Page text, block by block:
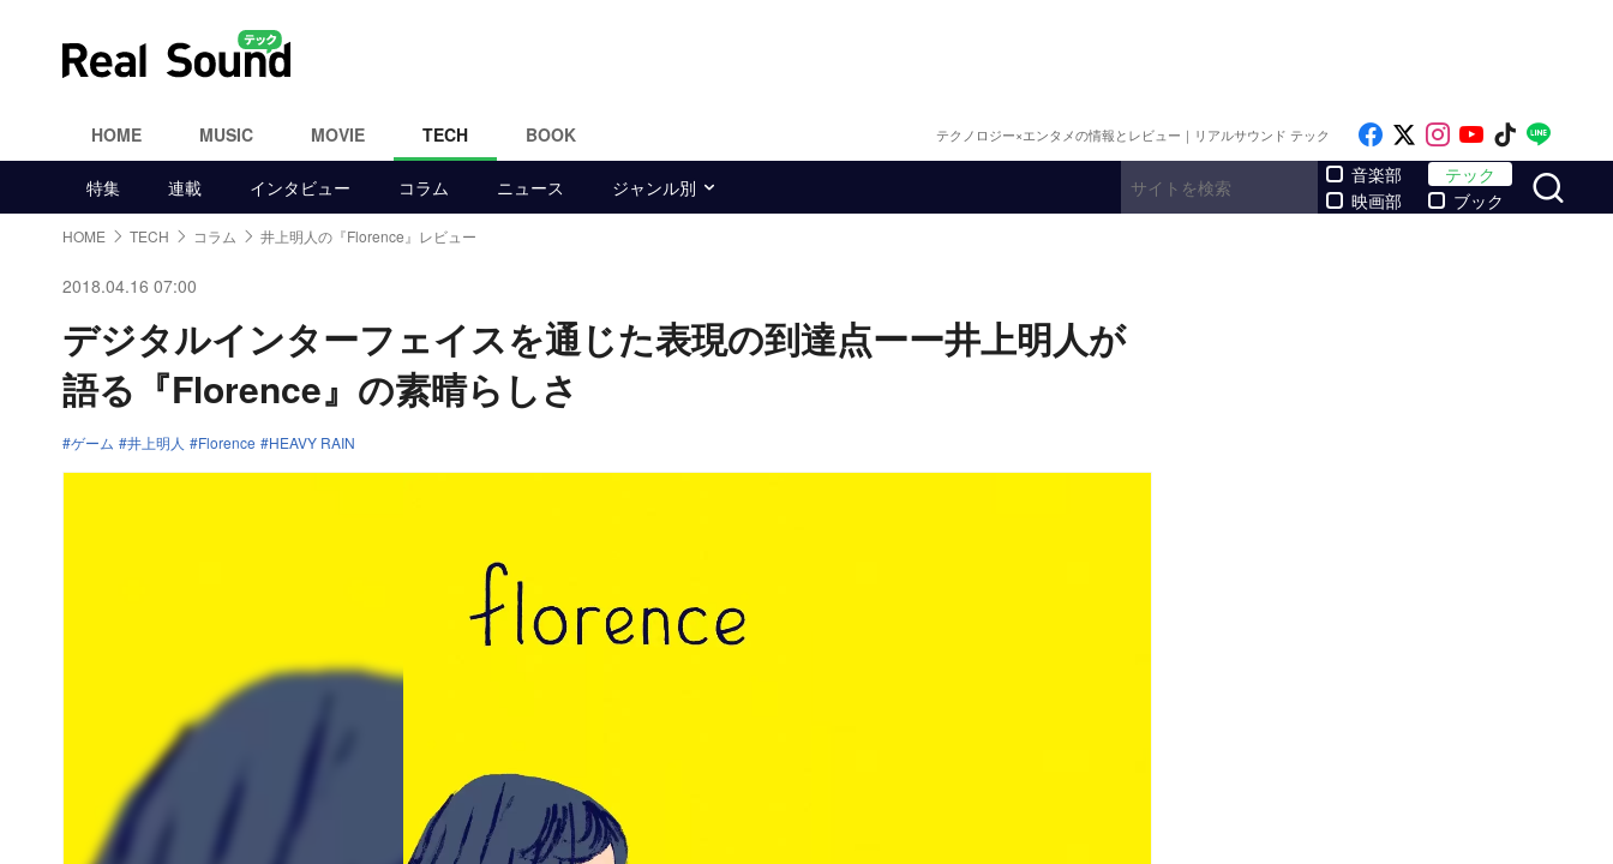
HOME MUSIC MOVIE TECH BOOK テクノロジー×エンタメの情報とレビュー｜リアルサウンド テック Like on Facebook
Follow on x
Follow on
Follow on
Follow
特集 連載 インタビュー コラム ニュース ジャンル別
音楽部
映画部
テック
ブック
HOME TECH コラム 井上明人の『Florence』レビュー
2018.04.16 07:00
デジタルインターフェイスを通じた表現の到達点ーー井上明人が
語る『Florence』の素晴らしさ
ゲーム 井上明人 Florence HEAVY RAIN